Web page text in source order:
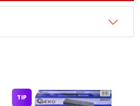
obchodu
TIP